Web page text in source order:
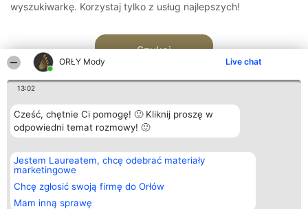
ORŁY Mody Live chat
13:02
Cześć, chętnie Ci pomogę! 🙂 Kliknij proszę w
odpowiedni temat rozmowy! 🙂
Jestem Laureatem, chcę odebrać materiały
marketingowe
Chcę zgłosić swoją firmę do Orłów
Mam inną sprawę
wyszukiwarkę. Korzystaj tylko z usług najlepszych!
Szukaj
Organizator plebiscytu
Bright Side Solutions sp. z o.
o. sp. k.
ul. Ruska 22
Wrocław 50-079
KRS 0000749100 | Regon
Plebiscyt
Laureaci
wszystkich
Laureatów
Kontakt
Kontakt